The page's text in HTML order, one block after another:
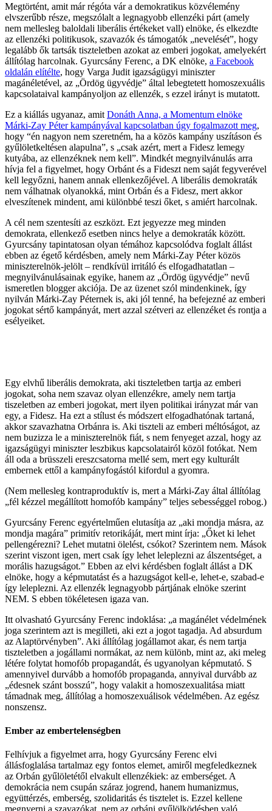
Megtörtént, amit már régóta vár a demokratikus közvélemény
elvszerűbb része, megszólalt a legnagyobb ellenzéki párt (amely
nem mellesleg baloldali liberális értékeket vall) elnöke, és elkezdte
az ellenzéki politikusok, szavazók és támogatók „nevelését”, hogy
legalább ők tartsák tiszteletben azokat az emberi jogokat, amelyekért
állítólag harcolnak. Gyurcsány Ferenc, a DK elnöke, a Facebook
oldalán elítélte, hogy Varga Judit igazságügyi miniszter
magánéletével, az „Ördög ügyvédje” által lebegtetett homoszexuális
kapcsolataival kampányoljon az ellenzék, s ezzel irányt is mutatott.
Ez a kiállás ugyanaz, amit Donáth Anna, a Momentum elnöke
Márki-Zay Péter kampányával kapcsolatban úgy fogalmazott meg,
hogy “én nagyon nem szeretném, ha a közös kampány uszításon és
gyűlöletkeltésen alapulna”, s „csak azért, mert a Fidesz lemegy
kutyába, az ellenzéknek nem kell”. Mindkét megnyilvánulás arra
hívja fel a figyelmet, hogy Orbánt és a Fideszt nem saját fegyverével
kell legyőzni, hanem annak ellenkezőjével. A liberális demokraták
nem válhatnak olyanokká, mint Orbán és a Fidesz, mert akkor
elveszítenek mindent, ami különbbé teszi őket, s amiért harcolnak.
A cél nem szentesíti az eszközt. Ezt jegyezze meg minden
demokrata, ellenkező esetben nincs helye a demokraták között.
Gyurcsány tapintatosan olyan témához kapcsolódva foglalt állást
ebben az égető kérdésben, amely nem Márki-Zay Péter közös
miniszterelnök-jelölt – rendkívül irritáló és elfogadhatatlan –
megnyilvánulásainak egyike, hanem az „Ördög ügyvédje” nevű
ismeretlen blogger akciója. De az üzenet szól mindenkinek, így
nyilván Márki-Zay Péternek is, aki jól tenné, ha befejezné az emberi
jogokat sértő kampányát, mert azzal szétveri az ellenzéket és rontja a
esélyeiket.
Egy elvhű liberális demokrata, aki tiszteletben tartja az emberi
jogokat, soha nem szavaz olyan ellenzékre, amely nem tartja
tiszeletben az emberi jogokat, mert ilyen politikai irányzat már van
egy, a Fidesz. Ha ezt a stílust és módszert elfogadhatónak tartaná,
akkor szavazhatna Orbánra is. Aki tiszteli az emberi méltóságot, az
nem buzizza le a miniszterelnök fiát, s nem fenyeget azzal, hogy az
igazságügyi miniszter leszbikus kapcsolatairól közöl fotókat. Nem
áll oda a brüsszeli ereszcsatorna mellé sem, mert egy kulturált
embernek ettől a kampányfogástól kifordul a gyomra.
(Nem mellesleg kontraproduktív is, mert a Márki-Zay által állítólag
„fél kézzel megállított homofób kampány” teljes sebességgel robog.)
Gyurcsány Ferenc egyértelműen elutasítja az „aki mondja másra, az
mondja magára” primitív retorikáját, mert mint írja: „Őket ki lehet
pellengérezni? Lehet mutatni ölelést, csókot? Szerintem nem. Mások
szerint viszont igen, mert csak így lehet leleplezni az álszentséget, a
morális hazugságot.” Ebben az elvi kérdésben foglalt állást a DK
elnöke, hogy a képmutatást és a hazugságot kell-e, lehet-e, szabad-e
így leleplezni. Az ellenzék legnagyobb pártjának elnöke szerint
NEM. S ebben tökéletesen igaza van.
Itt olvasható Gyurcsány Ferenc indoklása: „a magánélet védelmének
joga szerintem azt is megilleti, aki ezt a jogot tagadja. Ad absurdum
az Alaptörvényben”. Aki állítólag jogállamot akar, és nem tartja
tiszteletben a jogállami normákat, az nem különb, mint az, aki meleg
létére folytat homofób propagandát, és ugyanolyan képmutató. S
amennyivel durvább a homofób propaganda, annyival durvább az
„édesnek szánt bosszú”, hogy valakit a homoszexualitása miatt
támadnak meg, állítólag a homoszexuálisok védelmében. Az egész
nonszensz.
Ember az embertelenségben
Felhívjuk a figyelmet arra, hogy Gyurcsány Ferenc elvi
állásfoglalása tartalmaz egy fontos elemet, amiről megfeledkeznek
az Orbán gyűlöletétől elvakult ellenzékiek: az emberséget. A
demokrácia nem csupán száraz jogrend, hanem humanizmus,
együttérzés, emberség, szolidaritás és tisztelet is. Ezzel kellene